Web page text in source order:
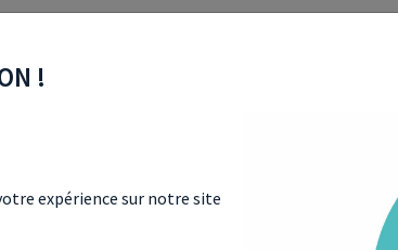
entre assurance vie et PER, car ils reposent
permet une stratégie plus long terme, donc
de risque.
!
expérience sur notre site